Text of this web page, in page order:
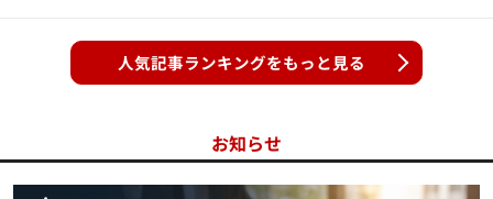
人気記事ランキングをもっと見る
お知らせ